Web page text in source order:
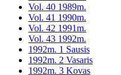
Vol. 40 1989m.
Vol. 41 1990m.
Vol. 42 1991m.
Vol. 43 1992m.
1992m. 1 Sausis
1992m. 2 Vasaris
1992m. 3 Kovas